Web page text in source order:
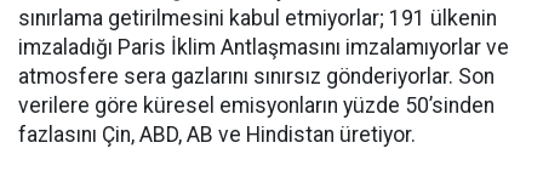
sınırlama getirilmesini kabul etmiyorlar; 191 ülkenin
imzaladığı Paris İklim Antlaşmasını imzalamıyorlar ve
atmosfere sera gazlarını sınırsız gönderiyorlar. Son
verilere göre küresel emisyonların yüzde 50’sinden
fazlasını Çin, ABD, AB ve Hindistan üretiyor.